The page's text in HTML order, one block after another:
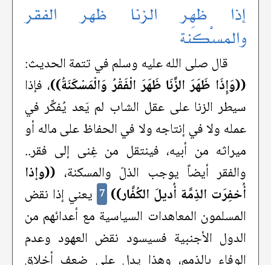
إذا ظهر الزنا ظهر الفقر
والمسْكَنة
قال صلى الله عليه وسلم في تتمة الحديث:
((وَإِذَا ظَهَرَ الزِّنَا ظَهَرَ الْفَقْرُ وَالْمَسْكَنَةُ))، فإذا
سيطر الزنا على عقل الشاب لم يَعد يُفكِّر في
عمله ولا في إنتاجه ولا في الحفاظ على ماله أو
ميراثه من أبيه، فينتقل من غِنى إلى فقر..
والفقر أيضاً يوجب الذلّ والمسكنة، ((وإذا
أُخفِرَت الذِمَّة أُديلَ الكُفَّار)) 7 يعني إذا نقض
المسلمون المعاهدات السياسية مع أعدائهم من
الدول الأجنبية فسيسود نقض العهود وعدم